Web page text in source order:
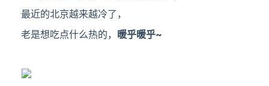
最近的北京越来越冷了，
老是想吃点什么热的， 暖乎暖乎~